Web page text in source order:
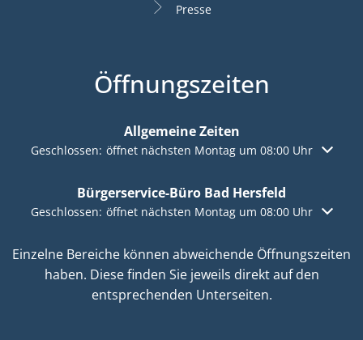
Presse
Öffnungszeiten
Allgemeine Zeiten
Klicken, um weitere Öffnungs- oder Schließzeiten
Geschlossen: öffnet nächsten Montag um 08:00 Uhr
Bürgerservice-Büro Bad Hersfeld
Klicken, um weitere Öffnungs- oder Schließzeiten
Geschlossen: öffnet nächsten Montag um 08:00 Uhr
Einzelne Bereiche können abweichende Öffnungszeiten
haben. Diese finden Sie jeweils direkt auf den
entsprechenden Unterseiten.